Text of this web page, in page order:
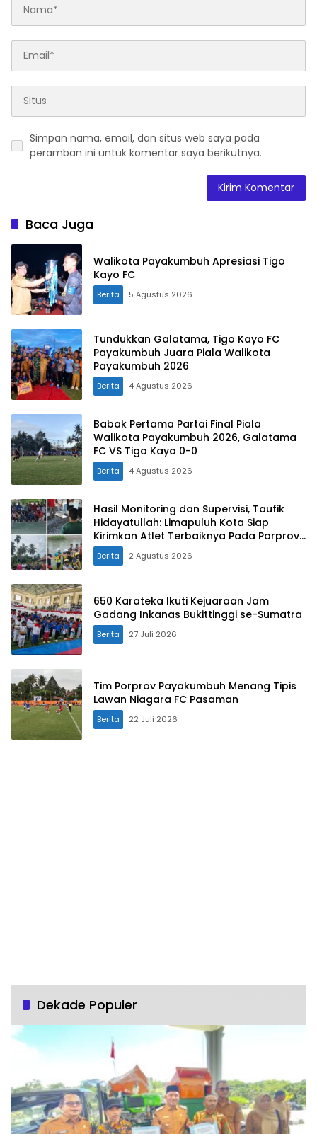
Simpan nama, email, dan situs web saya pada
peramban ini untuk komentar saya berikutnya.
Baca Juga
Walikota Payakumbuh Apresiasi Tigo
Kayo FC
Berita 5 Agustus 2026
Tundukkan Galatama, Tigo Kayo FC
Payakumbuh Juara Piala Walikota
Payakumbuh 2026
Berita 4 Agustus 2026
Babak Pertama Partai Final Piala
Walikota Payakumbuh 2026, Galatama
FC VS Tigo Kayo 0-0
Berita 4 Agustus 2026
Hasil Monitoring dan Supervisi, Taufik
Hidayatullah: Limapuluh Kota Siap
Kirimkan Atlet Terbaiknya Pada Porprov
Sumbar 2026
Berita 2 Agustus 2026
650 Karateka Ikuti Kejuaraan Jam
Gadang Inkanas Bukittinggi se-Sumatra
Berita 27 Juli 2026
Tim Porprov Payakumbuh Menang Tipis
Lawan Niagara FC Pasaman
Berita 22 Juli 2026
Dekade Populer